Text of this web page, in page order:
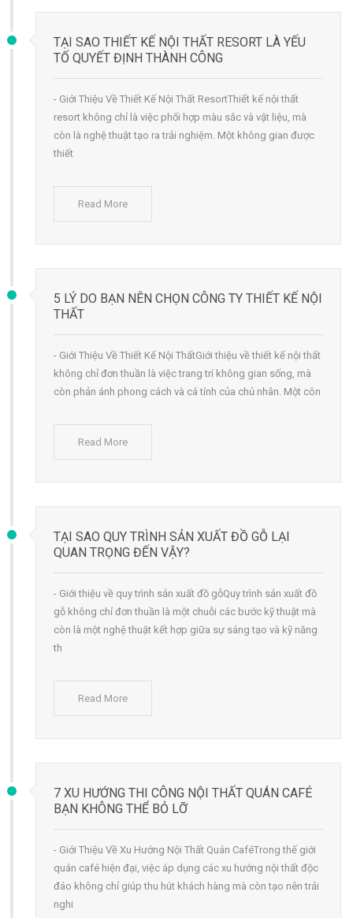
TẠI SAO THIẾT KẾ NỘI THẤT RESORT LÀ YẾU
TỐ QUYẾT ĐỊNH THÀNH CÔNG
- Giới Thiệu Về Thiết Kế Nội Thất ResortThiết kế nội thất
resort không chỉ là việc phối hợp màu sắc và vật liệu, mà
còn là nghệ thuật tạo ra trải nghiệm. Một không gian được
thiết
Read More
5 LÝ DO BẠN NÊN CHỌN CÔNG TY THIẾT KẾ NỘI
THẤT
- Giới Thiệu Về Thiết Kế Nội ThấtGiới thiệu về thiết kế nội thất
không chỉ đơn thuần là việc trang trí không gian sống, mà
còn phản ánh phong cách và cá tính của chủ nhân. Một côn
Read More
TẠI SAO QUY TRÌNH SẢN XUẤT ĐỒ GỖ LẠI
QUAN TRỌNG ĐẾN VẬY?
- Giới thiệu về quy trình sản xuất đồ gỗQuy trình sản xuất đồ
gỗ không chỉ đơn thuần là một chuỗi các bước kỹ thuật mà
còn là một nghệ thuật kết hợp giữa sự sáng tạo và kỹ năng
th
Read More
7 XU HƯỚNG THI CÔNG NỘI THẤT QUÁN CAFÉ
BẠN KHÔNG THỂ BỎ LỠ
- Giới Thiệu Về Xu Hướng Nội Thất Quán CaféTrong thế giới
quán café hiện đại, việc áp dụng các xu hướng nội thất độc
đáo không chỉ giúp thu hút khách hàng mà còn tạo nên trải
nghi